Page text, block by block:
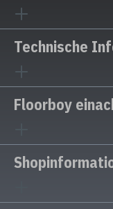
Technische
Floorboy